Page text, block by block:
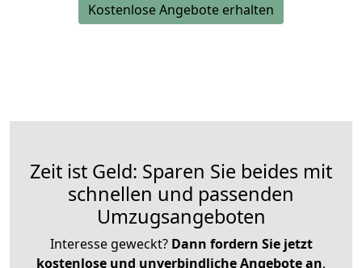
Kostenlose Angebote erhalten
Zeit ist Geld: Sparen Sie beides mit
schnellen und passenden
Umzugsangeboten
Interesse geweckt? Dann fordern Sie jetzt
kostenlose und unverbindliche Angebote an,